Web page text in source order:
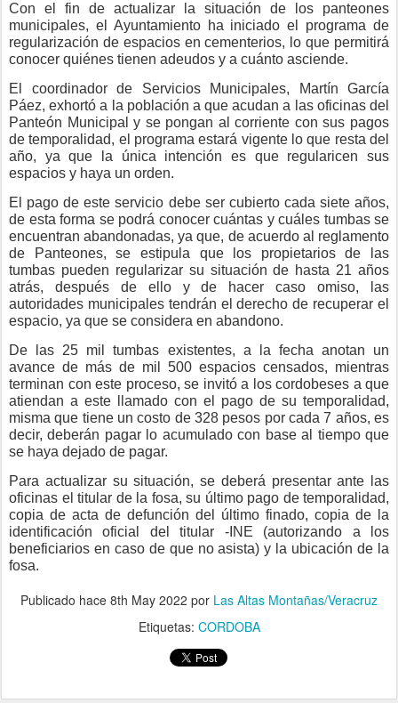
Con el fin de actualizar la situación de los panteones
municipales, el Ayuntamiento ha iniciado el programa de
regularización de espacios en cementerios, lo que permitirá
conocer quiénes tienen adeudos y a cuánto asciende.
El coordinador de Servicios Municipales, Martín García
Páez, exhortó a la población a que acudan a las oficinas del
Panteón Municipal y se pongan al corriente con sus pagos
de temporalidad, el programa estará vigente lo que resta del
año, ya que la única intención es que regularicen sus
espacios y haya un orden.
El pago de este servicio debe ser cubierto cada siete años,
de esta forma se podrá conocer cuántas y cuáles tumbas se
encuentran abandonadas, ya que, de acuerdo al reglamento
de Panteones, se estipula que los propietarios de las
tumbas pueden regularizar su situación de hasta 21 años
atrás, después de ello y de hacer caso omiso, las
autoridades municipales tendrán el derecho de recuperar el
espacio, ya que se considera en abandono.
De las 25 mil tumbas existentes, a la fecha anotan un
avance de más de mil 500 espacios censados, mientras
terminan con este proceso, se invitó a los cordobeses a que
atiendan a este llamado con el pago de su temporalidad,
misma que tiene un costo de 328 pesos por cada 7 años, es
decir, deberán pagar lo acumulado con base al tiempo que
se haya dejado de pagar.
Para actualizar su situación, se deberá presentar ante las
oficinas el titular de la fosa, su último pago de temporalidad,
copia de acta de defunción del último finado, copia de la
identificación oficial del titular -INE (autorizando a los
beneficiarios en caso de que no asista) y la ubicación de la
fosa.
Publicado hace 8th May 2022 por Las Altas Montañas/Veracruz
Etiquetas: CORDOBA